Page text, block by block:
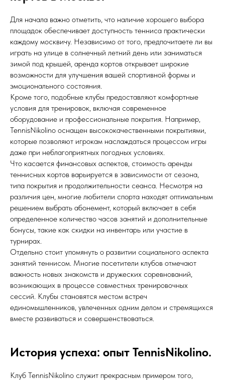
Для начала важно отметить, что наличие хорошего выбора
площадок обеспечивает доступность тенниса практически
каждому москвичу. Независимо от того, предпочитаете ли вы
играть на улице в солнечный летний день или заниматься
зимой под крышей, аренда кортов открывает широкие
возможности для улучшения вашей спортивной формы и
эмоционального состояния.
Кроме того, подобные клубы предоставляют комфортные
условия для тренировок, включая современное
оборудование и профессиональные покрытия. Например,
TennisNikolino оснащен высококачественными покрытиями,
которые позволяют игрокам наслаждаться процессом игры
даже при неблагоприятных погодных условиях.
Что касается финансовых аспектов, стоимость аренды
теннисных кортов варьируется в зависимости от сезона,
типа покрытия и продолжительности сеанса. Несмотря на
различия цен, многие любители спорта находят оптимальным
решением выбрать абонемент, который включает в себя
определенное количество часов занятий и дополнительные
бонусы, такие как скидки на инвентарь или участие в
турнирах.
Отдельно стоит упомянуть о развитии социального аспекта
занятий теннисом. Многие посетители клубов отмечают
важность новых знакомств и дружеских соревнований,
возникающих в процессе совместных тренировочных
сессий. Клубы становятся местом встреч
единомышленников, увлеченных одним делом и стремящихся
вместе развиваться и совершенствоваться.
История успеха: опыт TennisNikolino.
Клуб TennisNikolino служит прекрасным примером того,